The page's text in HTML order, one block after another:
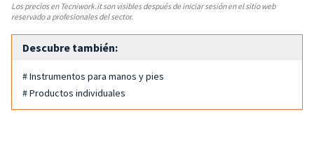
Los precios en Tecniwork.it son visibles después de iniciar sesión en el sitio web
reservado a profesionales del sector.
Descubre también:
# Instrumentos para manos y pies
# Productos individuales